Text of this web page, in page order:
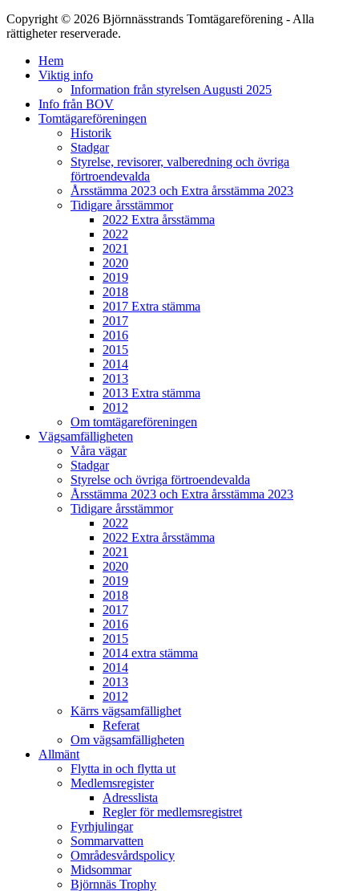
Copyright © 2026 Björnnässtrands Tomtägareförening - Alla
rättigheter reserverade.
Hem
Viktig info
Information från styrelsen Augusti 2025
Info från BOV
Tomtägareföreningen
Historik
Stadgar
Styrelse, revisorer, valberedning och övriga
förtroendevalda
Årsstämma 2023 och Extra årsstämma 2023
Tidigare årsstämmor
2022 Extra årsstämma
2022
2021
2020
2019
2018
2017 Extra stämma
2017
2016
2015
2014
2013
2013 Extra stämma
2012
Om tomtägareföreningen
Vägsamfälligheten
Våra vägar
Stadgar
Styrelse och övriga förtroendevalda
Årsstämma 2023 och Extra årsstämma 2023
Tidigare årsstämmor
2022
2022 Extra årsstämma
2021
2020
2019
2018
2017
2016
2015
2014 extra stämma
2014
2013
2012
Kärrs vägsamfällighet
Referat
Om vägsamfälligheten
Allmänt
Flytta in och flytta ut
Medlemsregister
Adresslista
Regler för medlemsregistret
Fyrhjulingar
Sommarvatten
Områdesvårdspolicy
Midsommar
Björnnäs Trophy